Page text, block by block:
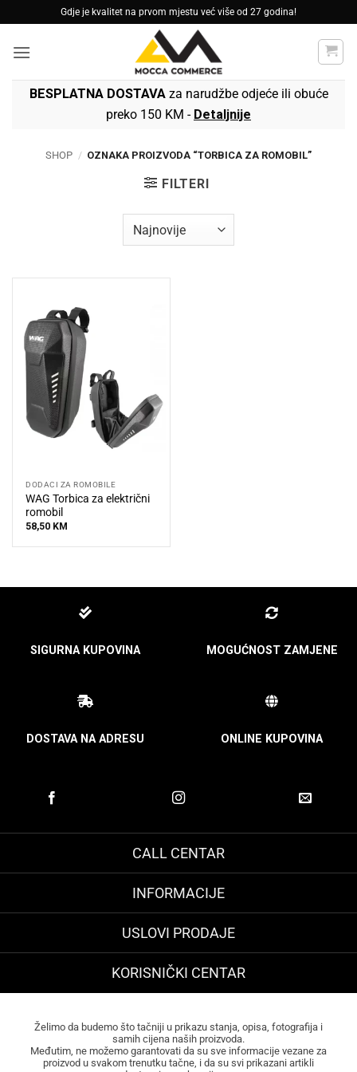
to
content
Gdje je kvalitet na prvom mjestu već više od 27 godina!
BESPLATNA DOSTAVAza narudžbe odjeće ili obuće
preko 150 KM - Detaljnije
SHOP / OZNAKA PROIZVODA “TORBICA ZA ROMOBIL”
FILTERI
DODACI ZA ROMOBILE
WAG Torbica za električni
romobil
58,50 KM
SIGURNA KUPOVINA MOGUĆNOST ZAMJENE
DOSTAVA NA ADRESU ONLINE KUPOVINA
CALL CENTAR
INFORMACIJE
USLOVI PRODAJE
KORISNIČKI CENTAR
Želimo da budemo što tačniji u prikazu stanja, opisa, fotografija i
samih cijena naših proizvoda.
Međutim, ne možemo garantovati da su sve informacije vezane za
proizvod u svakom trenutku tačne, i da su svi prikazani artikli